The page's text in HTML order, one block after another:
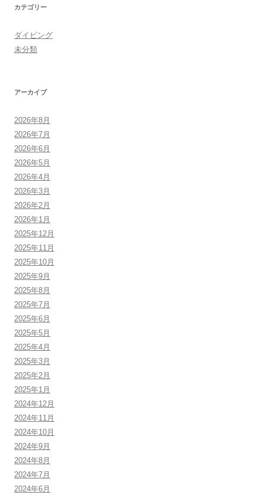
カテゴリー
ダイビング
未分類
アーカイブ
2026年8月
2026年7月
2026年6月
2026年5月
2026年4月
2026年3月
2026年2月
2026年1月
2025年12月
2025年11月
2025年10月
2025年9月
2025年8月
2025年7月
2025年6月
2025年5月
2025年4月
2025年3月
2025年2月
2025年1月
2024年12月
2024年11月
2024年10月
2024年9月
2024年8月
2024年7月
2024年6月